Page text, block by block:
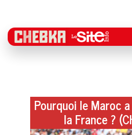
Pourquoi le Maroc
la France ?